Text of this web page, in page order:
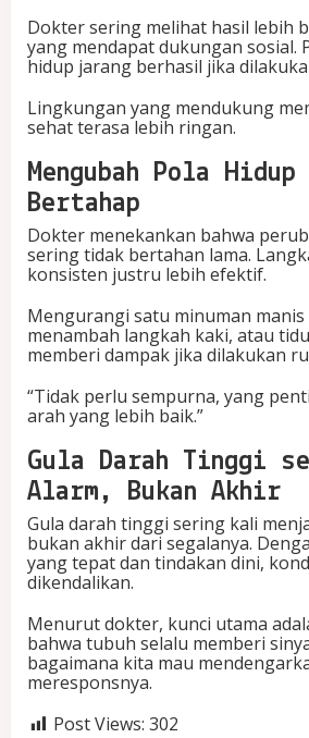
Dokter sering melihat hasil lebih
yang mendapat dukungan sosial.
hidup jarang berhasil jika
Lingkungan yang mendukung
sehat terasa lebih ringan.
Mengubah Pola Hidup
Bertahap
Dokter menekankan bahwa
sering tidak bertahan lama.
konsisten justru lebih efektif.
Mengurangi satu minuman
menambah langkah kaki, atau
memberi dampak jika dilakukan
“Tidak perlu sempurna, yang
arah yang lebih baik.”
Gula Darah Tinggi
Alarm, Bukan Akhir
Gula darah tinggi sering kali
bukan akhir dari segalanya.
yang tepat dan tindakan dini,
dikendalikan.
Menurut dokter, kunci utama
bahwa tubuh selalu memberi
bagaimana kita mau
meresponsnya.
Post Views: 302